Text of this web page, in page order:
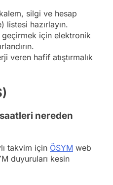
kalem, silgi ve hesap
listesi hazırlayın.
için elektronik
veren hafif atıştırmalık
nereden
takvim için ÖSYM web
duyuruları kesin